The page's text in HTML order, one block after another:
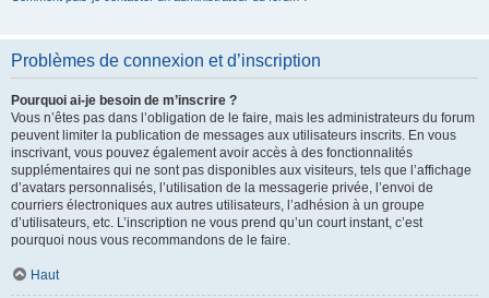
Problèmes de connexion et d’inscription
Pourquoi ai-je besoin de m’inscrire ?
Vous n’êtes pas dans l’obligation de le faire, mais les administrateurs du forum
peuvent limiter la publication de messages aux utilisateurs inscrits. En vous
inscrivant, vous pouvez également avoir accès à des fonctionnalités
supplémentaires qui ne sont pas disponibles aux visiteurs, tels que l’affichage
d’avatars personnalisés, l’utilisation de la messagerie privée, l’envoi de
courriers électroniques aux autres utilisateurs, l’adhésion à un groupe
d’utilisateurs, etc. L’inscription ne vous prend qu’un court instant, c’est
pourquoi nous vous recommandons de le faire.
Haut